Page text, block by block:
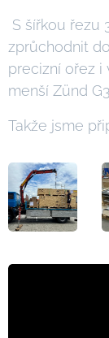
S šířkou řezu
zprůchodnit
precizní ořez i
menší Zünd
Takže jsme